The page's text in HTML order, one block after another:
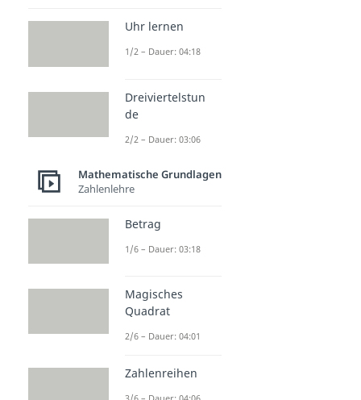
Uhr lernen
1/2 – Dauer: 04:18
Dreiviertelstun
de
2/2 – Dauer: 03:06
Mathematische Grundlagen
Zahlenlehre
Betrag
1/6 – Dauer: 03:18
Magisches
Quadrat
2/6 – Dauer: 04:01
Zahlenreihen